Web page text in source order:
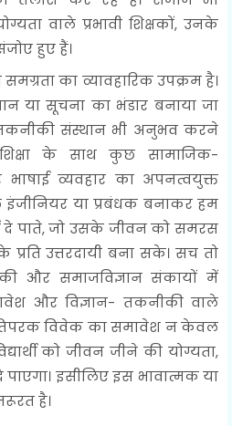
वाले प्रभावी शिक्षकों, उनके
हुए हैं।
का व्यावहारिक उपक्रम है।
या सूचना का भंडार बनाया जा
तकनीकी संस्थान भी अनुभव करने
के साथ कुछ सामाजिक-
व्यवहार का अपनत्वयुक्त
या प्रबंधक बनाकर हम
दे पाते, जो उसके जीवन को समरस
उत्तरदायी बना सके। सच तो
और समाजविज्ञान संकायों में
और विज्ञान- तकनीकी वाले
विवेक का समावेश न केवल
को जीवन जीने की योग्यता,
इसीलिए इस भावात्मक या
है।